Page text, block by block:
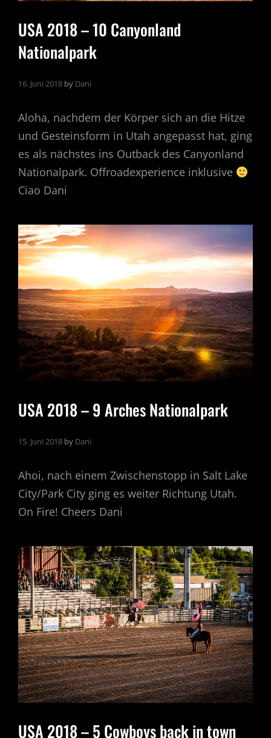
USA 2018 – 10 Canyonland
Nationalpark
16. Juni 2018 by Dani
Aloha, nachdem der Körper sich an die Hitze
und Gesteinsform in Utah angepasst hat, ging
es als nächstes ins Outback des Canyonland
Nationalpark. Offroadexperience inklusive
Ciao Dani
USA 2018 – 9 Arches Nationalpark
15. Juni 2018 by Dani
Ahoi, nach einem Zwischenstopp in Salt Lake
City/Park City ging es weiter Richtung Utah.
On Fire! Cheers Dani
USA 2018 – 5 Cowboys back in town